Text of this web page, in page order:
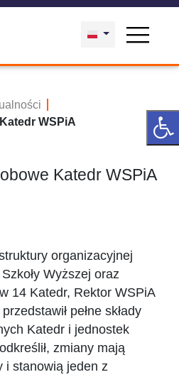
WSPiA
Katedr WSPiA
organizacyjnej
Wyższej oraz
14 Katedr, Rektor WSPiA
pełne składy
Katedr i jednostek
zmiany mają
i stanowią jeden z